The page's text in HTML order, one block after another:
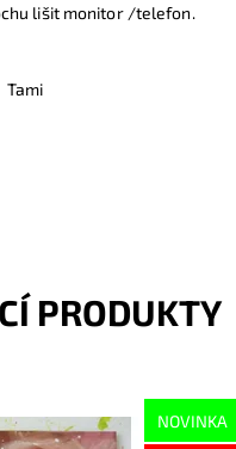
lišit monitor /telefon.
Tami
PRODUKTY
NOVINKA